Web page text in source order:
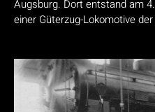
Augsburg. Dort entstand am
einer Güterzug-Lokomotive